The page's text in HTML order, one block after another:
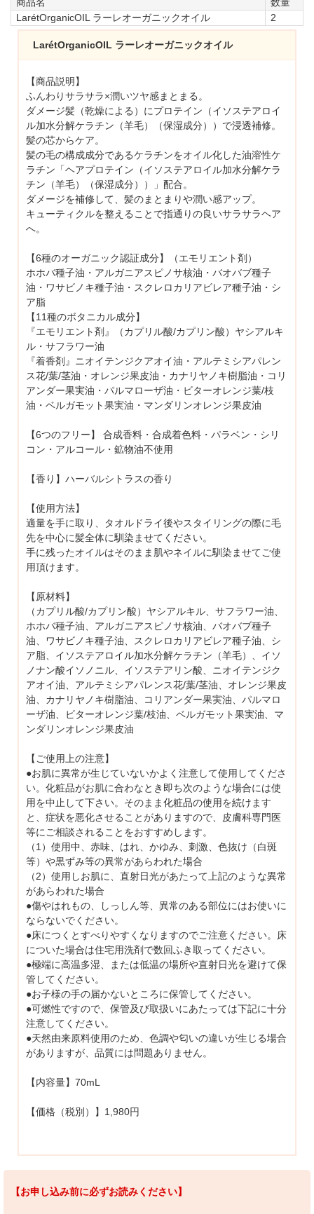
LarétOrganicOIL ラーレオーガニックオイル
2
LarétOrganicOIL ラーレオーガニックオイル
【商品説明】
ふんわりサラサラ×潤いツヤ感まとまる。
ダメージ髪（乾燥による）にプロテイン（イソステアロイ
ル加水分解ケラチン（羊毛）（保湿成分））で浸透補修。
髪の芯からケア。
髪の毛の構成成分であるケラチンをオイル化した油溶性ケ
ラチン「ヘアプロテイン（イソステアロイル加水分解ケラ
チン（羊毛）（保湿成分））」配合。
ダメージを補修して、髪のまとまりや潤い感アップ。
キューティクルを整えることで指通りの良いサラサラヘア
へ。
【6種のオーガニック認証成分】（エモリエント剤）
ホホバ種子油・アルガニアスピノサ核油・バオバブ種子
油・ワサビノキ種子油・スクレロカリアビレア種子油・シ
ア脂
【11種のボタニカル成分】
『エモリエント剤』（カプリル酸/カプリン酸）ヤシアルキ
ル・サフラワー油
『着香剤』ニオイテンジクアオイ油・アルテミシアパレン
ス花/葉/茎油・オレンジ果皮油・カナリヤノキ樹脂油・コリ
アンダー果実油・パルマローザ油・ビターオレンジ葉/枝
油・ベルガモット果実油・マンダリンオレンジ果皮油
【6つのフリー】 合成香料・合成着色料・パラベン・シリ
コン・アルコール・鉱物油不使用
【香り】ハーバルシトラスの香り
【使用方法】
適量を手に取り、タオルドライ後やスタイリングの際に毛
先を中心に髪全体に馴染ませてください。
手に残ったオイルはそのまま肌やネイルに馴染ませてご使
用頂けます。
【原材料】
（カプリル酸/カプリン酸）ヤシアルキル、サフラワー油、
ホホバ種子油、アルガニアスピノサ核油、バオバブ種子
油、ワサビノキ種子油、スクレロカリアビレア種子油、シ
ア脂、イソステアロイル加水分解ケラチン（羊毛）、イソ
ノナン酸イソノニル、イソステアリン酸、ニオイテンジク
アオイ油、アルテミシアパレンス花/葉/茎油、オレンジ果皮
油、カナリヤノキ樹脂油、コリアンダー果実油、パルマロ
ーザ油、ビターオレンジ葉/枝油、ベルガモット果実油、マ
ンダリンオレンジ果皮油
【ご使用上の注意】
●お肌に異常が生じていないかよく注意して使用してくださ
い。化粧品がお肌に合わなとき即ち次のような場合には使
用を中止して下さい。そのまま化粧品の使用を続けます
と、症状を悪化させることがありますので、皮膚科専門医
等にご相談されることをおすすめします。
（1）使用中、赤味、はれ、かゆみ、刺激、色抜け（白斑
等）や黒ずみ等の異常があらわれた場合
（2）使用しお肌に、直射日光があたって上記のような異常
があらわれた場合
●傷やはれもの、しっしん等、異常のある部位にはお使いに
ならないでください。
●床につくとすべりやすくなりますのでご注意ください。床
についた場合は住宅用洗剤で数回ふき取ってください。
●極端に高温多湿、または低温の場所や直射日光を避けて保
管してください。
●お子様の手の届かないところに保管してください。
●可燃性ですので、保管及び取扱いにあたっては下記に十分
注意してください。
●天然由来原料使用のため、色調や匂いの違いが生じる場合
がありますが、品質には問題ありません。
【内容量】70mL
【価格（税別）】1,980円
【お申し込み前に必ずお読みください】